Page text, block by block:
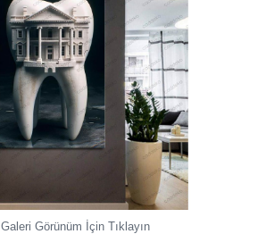
Galeri Görünüm İçin Tıklayın